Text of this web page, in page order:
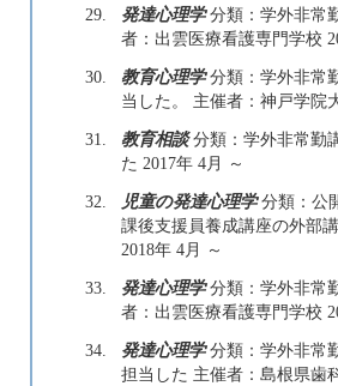
29.
発達心理学分類：学外非常
者：出雲医療看護専門学校
30.
教育心理学分類：学外非常
当した。 主催者：神戸学院
31.
教育相談分類：学外非常勤
た 2017年 4月 ～
32.
児童の発達心理学分類：公
課後支援員養成講座の外部
2018年 4月 ～
33.
発達心理学分類：学外非常
者：出雲医療看護専門学校
34.
発達心理学分類：学外非常
担当した 主催者：島根県歯